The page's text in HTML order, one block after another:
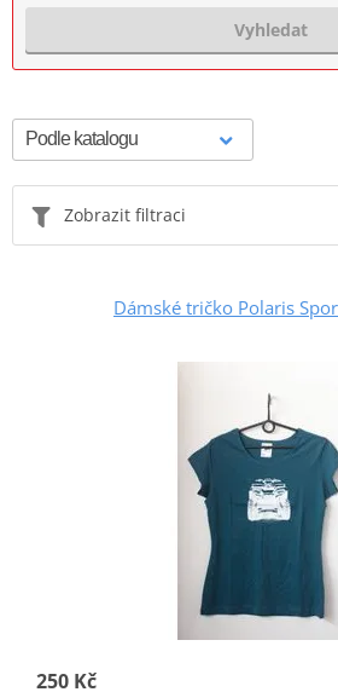
Vyhledat
Zobrazit filtraci
Dámské tričko Polaris
250 Kč